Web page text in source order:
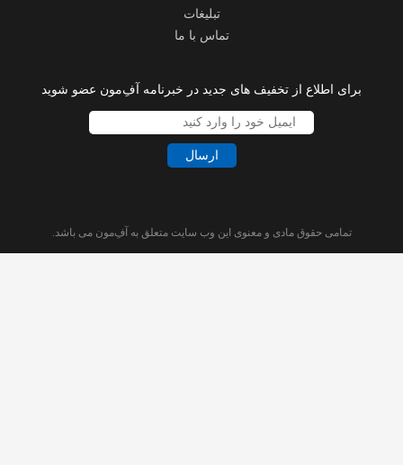
تبلیغات
تماس با ما
برای اطلاع از تخفیف های جدید در خبرنامه آفِ‌مون عضو شوید
ارسال
تمامی حقوق مادی و معنوی این وب سایت متعلق به آفِ‌مون می باشد.